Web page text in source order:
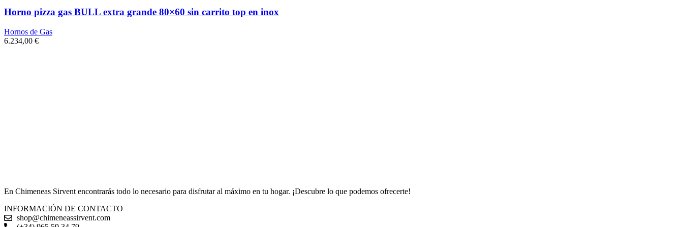
Horno pizza gas BULL extra grande 80×60 sin carrito top en inox
Hornos de Gas
6.234,00 €
En Chimeneas Sirvent encontrarás todo lo necesario para disfrutar al máximo en tu hogar. ¡Descubre lo que podemos ofrecerte!
INFORMACIÓN DE CONTACTO
shop@chimeneassirvent.com